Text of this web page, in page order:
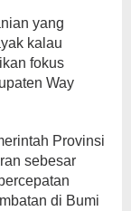
yang
kalau
fokus
Way
Provinsi
sebesar
di Bumi